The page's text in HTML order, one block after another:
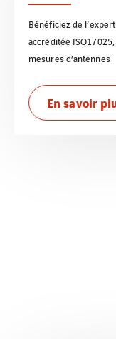
Bénéficiez de
accréditée
mesures d’antennes
En savoir